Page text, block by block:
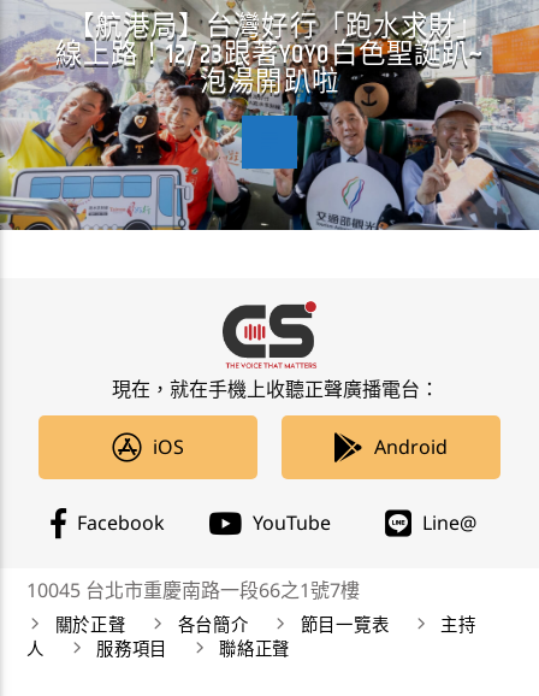
【航港局】台灣好行「跑水求財」
線上路！12/23跟著YOYO白色聖誕趴~
泡湯開趴啦
現在，就在手機上收聽正聲廣播電台：
iOS Android
Facebook YouTube Line@
10045 台北市重慶南路一段66之1號7樓
關於正聲
各台簡介 節目一覽表
主持
人
服務項目 聯絡正聲